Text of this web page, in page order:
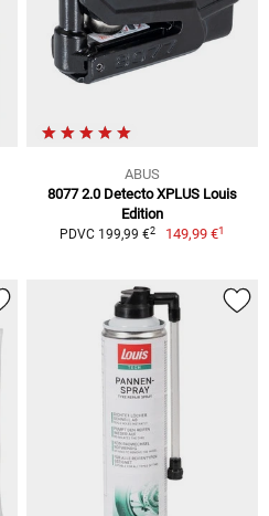
ABUS
8077 2.0 Detecto XPLUS Louis
Edition
PDVC 199,99 €2 149,99 €1